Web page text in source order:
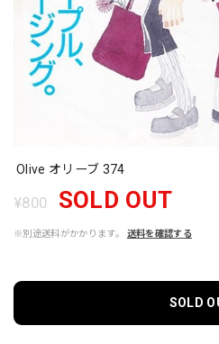
Olive オリーブ 374
¥800 SOLD OUT
※別途送料がかかります。 送料を確認する
SOLD